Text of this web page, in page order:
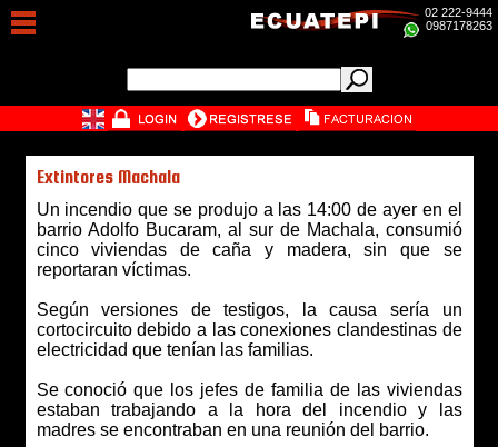
02 222-9444
0987178263
Extintores Machala
Un incendio que se produjo a las 14:00 de ayer en el
barrio Adolfo Bucaram, al sur de Machala, consumió
cinco viviendas de caña y madera, sin que se
reportaran víctimas.
Según versiones de testigos, la causa sería un
cortocircuito debido a las conexiones clandestinas de
electricidad que tenían las familias.
Se conoció que los jefes de familia de las viviendas
estaban trabajando a la hora del incendio y las
madres se encontraban en una reunión del barrio.